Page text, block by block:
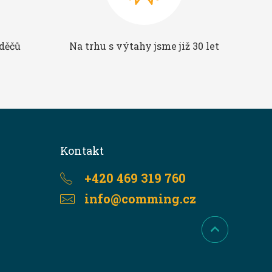
Na trhu s výtahy jsme již 30 let
Kontakt
+420 469 319 760
info@comming.cz